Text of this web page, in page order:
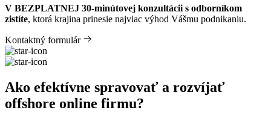
V BEZPLATNEJ 30-minútovej konzultácii s odborníkom
zistíte, ktorá krajina prinesie najviac výhod Vášmu podnikaniu.
Kontaktný formulár
Ako efektívne spravovať a rozvíjať
offshore online firmu?